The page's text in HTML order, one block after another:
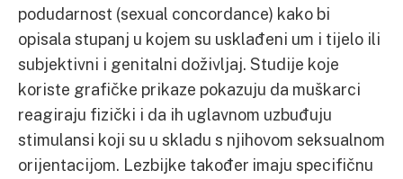
podudarnost (sexual concordance) kako bi
opisala stupanj u kojem su usklađeni um i tijelo ili
subjektivni i genitalni doživljaj. Studije koje
koriste grafičke prikaze pokazuju da muškarci
reagiraju fizički i da ih uglavnom uzbuđuju
stimulansi koji su u skladu s njihovom seksualnom
orijentacijom. Lezbijke također imaju specifičnu